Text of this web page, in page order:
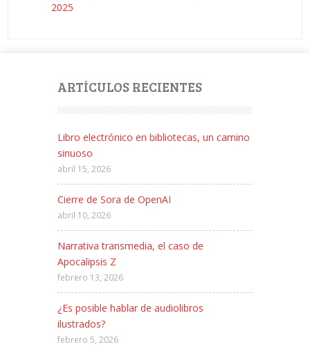
2025
ARTÍCULOS RECIENTES
Libro electrónico en bibliotecas, un camino
sinuoso
abril 15, 2026
Cierre de Sora de OpenAI
abril 10, 2026
Narrativa transmedia, el caso de
Apocalipsis Z
febrero 13, 2026
¿Es posible hablar de audiolibros
ilustrados?
febrero 5, 2026